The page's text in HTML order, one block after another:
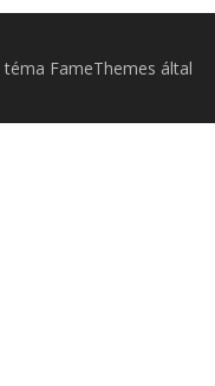
téma FameThemes által